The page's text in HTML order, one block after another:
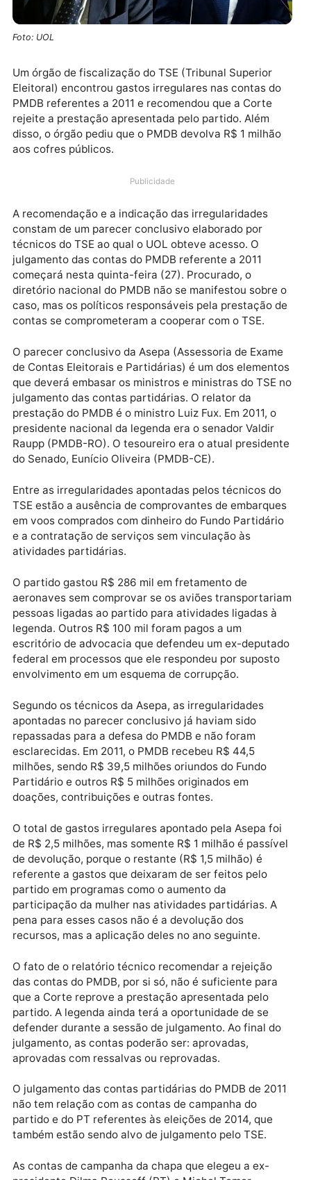
Foto: UOL
Um órgão de fiscalização do TSE (Tribunal Superior
rejeite a prestação apresentada pelo partido. Além
disso, o órgão pediu que o PMDB devolva R$ 1
aos cofres públicos.
Publicidade
A recomendação e a indicação das irregularidades
constam de um parecer conclusivo elaborado por
técnicos do TSE ao qual o UOL obteve acesso. O
julgamento das contas do PMDB referente a 2011
começará nesta quinta-feira (27). Procurado, o
diretório nacional do PMDB não se manifestou sobre
caso, mas os políticos responsáveis pela prestação
contas se comprometeram a cooperar com o TSE.
O parecer conclusivo da Asepa (Assessoria de
de Contas Eleitorais e Partidárias) é um dos
que deverá embasar os ministros e ministras do TSE
julgamento das contas partidárias. O relator da
prestação do PMDB é o ministro Luiz Fux. Em 2011, o
presidente nacional da legenda era o senador Valdir
do Senado, Eunício Oliveira (PMDB-CE).
Entre as irregularidades apontadas pelos técnicos
TSE estão a ausência de comprovantes de
em voos comprados com dinheiro do Fundo
e a contratação de serviços sem vinculação às
O partido gastou R$ 286 mil em fretamento de
aeronaves sem comprovar se os aviões
pessoas ligadas ao partido para atividades ligadas à
legenda. Outros R$ 100 mil foram pagos a um
escritório de advocacia que defendeu um ex-
federal em processos que ele respondeu por suposto
envolvimento em um esquema de corrupção.
Segundo os técnicos da Asepa, as irregularidades
apontadas no parecer conclusivo já haviam sido
repassadas para a defesa do PMDB e não foram
esclarecidas. Em 2011, o PMDB recebeu R$ 44,5
milhões, sendo R$ 39,5 milhões oriundos do Fundo
Partidário e outros R$ 5 milhões originados em
doações, contribuições e outras fontes.
O total de gastos irregulares apontado pela Asepa
de R$ 2,5 milhões, mas somente R$ 1 milhão é
de devolução, porque o restante (R$ 1,5 milhão) é
referente a gastos que deixaram de ser feitos pelo
partido em programas como o aumento da
participação da mulher nas atividades partidárias. A
pena para esses casos não é a devolução dos
recursos, mas a aplicação deles no ano seguinte.
das contas do PMDB, por si só, não é suficiente para